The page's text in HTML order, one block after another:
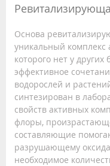
Основа
уникальный комплекс
которого нет у
эффективное
водорослей и
синтезирован в
свойств активных
флоры,
составляющие
разрушающему
необходимое